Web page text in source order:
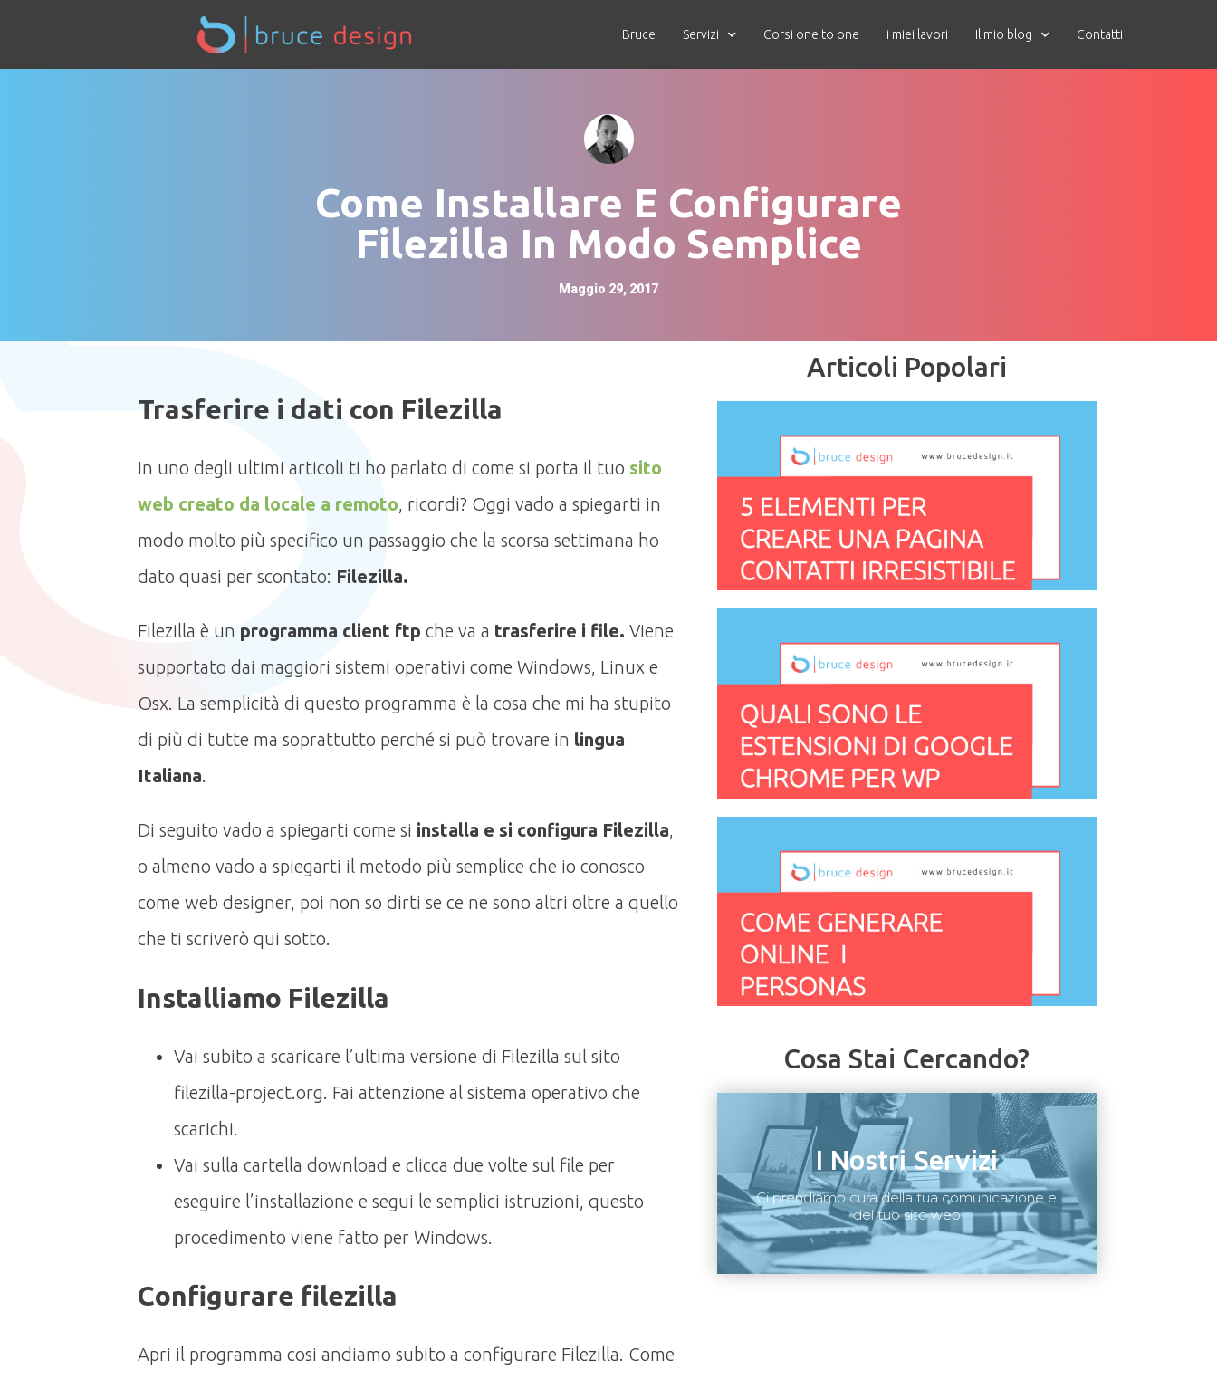
Bruce Servizi Corsi one to one i miei lavori Il mio blog Contatti
Come Installare E Configurare
Filezilla In Modo Semplice
Maggio 29, 2017
Trasferire i dati con Filezilla
In uno degli ultimi articoli ti ho parlato di come si porta il tuo sito
web creato da locale a remoto, ricordi? Oggi vado a spiegarti in
modo molto più specifico un passaggio che la scorsa settimana ho
dato quasi per scontato: Filezilla.
Filezilla è un programma client ftp che va a trasferire i file. Viene
supportato dai maggiori sistemi operativi come Windows, Linux e
Osx. La semplicità di questo programma è la cosa che mi ha stupito
di più di tutte ma soprattutto perché si può trovare in lingua
Italiana.
Di seguito vado a spiegarti come si installa e si configura Filezilla,
o almeno vado a spiegarti il metodo più semplice che io conosco
come web designer, poi non so dirti se ce ne sono altri oltre a quello
che ti scriverò qui sotto.
Installiamo Filezilla
Vai subito a scaricare l’ultima versione di Filezilla sul sito
filezilla-project.org. Fai attenzione al sistema operativo che
scarichi.
Vai sulla cartella download e clicca due volte sul file per
eseguire l’installazione e segui le semplici istruzioni, questo
procedimento viene fatto per Windows.
Configurare filezilla
Apri il programma cosi andiamo subito a configurare Filezilla. Come
Articoli Popolari
Cosa Stai Cercando?
I Nostri Servizi
Ci prendiamo cura della tua comunicazione e
del tuo sito web